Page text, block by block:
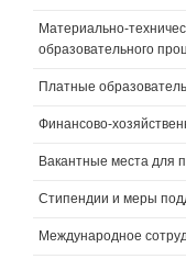
Материально-
образовательного
Платные
Финансово-
Вакантные места для
Стипендии и меры
Международное